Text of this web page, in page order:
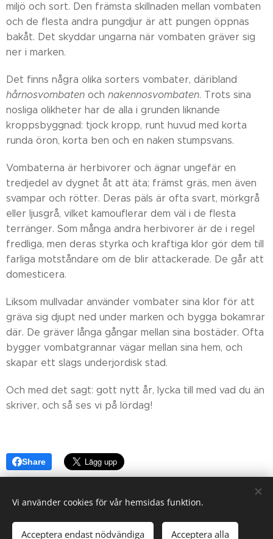
miljö och sort. Den främsta skillnaden mellan vombaten
och de flesta andra pungdjur är att pungen öppnas
bakåt. Det skyddar ungarna när vombaten gräver sig
ner i marken.
Det finns några olika sorters vombater, däribland
hårnosvombaten och nakennosvombaten. Trots sina
nosliga olikheter har de alla i grunden liknande
kroppsbyggnad: tjock kropp, runt huvud med korta
runda öron, korta ben och en naken stumpsvans.
Vombaterna är herbivorer och ägnar ungefär en
tredjedel av dygnet åt att äta; främst gräs, men även
svampar och rötter. Deras päls är ofta svart, mörkgrå
eller ljusgrå, vilket kamouflerar dem väl i de flesta
terränger. Som många andra herbivorer är de i regel
fredliga, men deras styrka och kraftiga klor gör dem till
farliga motståndare om de blir attackerade. De går att
domesticera.
Liksom mullvadar använder vombater sina klor för att
gräva sig djupt ned under marken och bygga bokamrar
där. De gräver långa gångar mellan sina bostäder. Ofta
bygger vombatgrannar vägar mellan sina hem, och
skapar ett slags underjordisk stad.
Och med det sagt: gott nytt år, lycka till med vad du än
skriver, och så ses vi på lördag!
Share
Vi använder cookies för vår hemsidas funktion.
Acceptera endast nödvändiga Acceptera alla